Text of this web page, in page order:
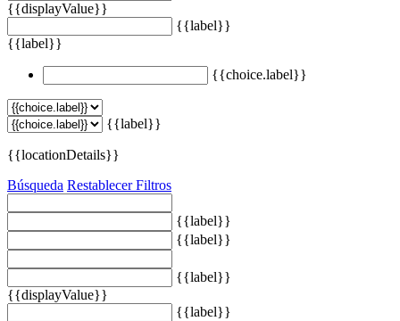
{{displayValue}}
{{label}}
{{label}}
{{choice.label}}
{{label}}
{{locationDetails}}
Búsqueda Restablecer Filtros
{{label}}
{{label}}
{{label}}
{{displayValue}}
{{label}}